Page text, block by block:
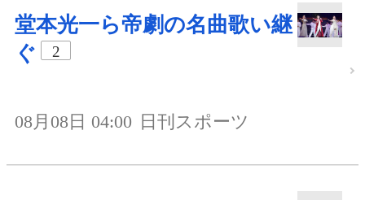
堂本光一ら帝劇の名曲歌い継
ぐ
2
08月08日 04:00 日刊スポーツ